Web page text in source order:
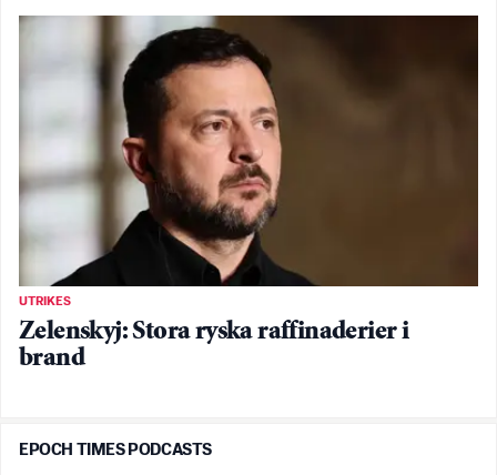
UTRIKES
Zelenskyj: Stora ryska raffinaderier i
brand
EPOCH TIMES PODCASTS